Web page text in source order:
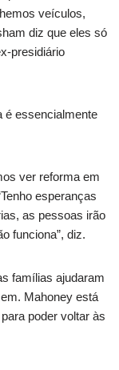
veículos,
diz que eles só
presidiário
é essencialmente
ver reforma em
esperanças
as pessoas irão
funciona”, diz.
famílias ajudaram
Mahoney está
poder voltar às